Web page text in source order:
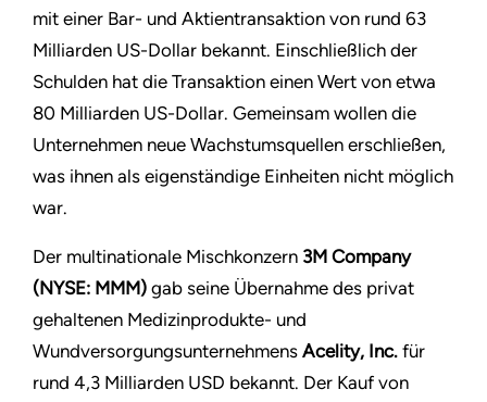
mit einer Bar- und Aktientransaktion von rund 63
Milliarden US-Dollar bekannt. Einschließlich der
Schulden hat die Transaktion einen Wert von etwa
80 Milliarden US-Dollar. Gemeinsam wollen die
Unternehmen neue Wachstumsquellen erschließen,
was ihnen als eigenständige Einheiten nicht möglich
war.
Der multinationale Mischkonzern 3M Company
(NYSE: MMM) gab seine Übernahme des privat
gehaltenen Medizinprodukte- und
Wundversorgungsunternehmens Acelity, Inc. für
rund 4,3 Milliarden USD bekannt. Der Kauf von